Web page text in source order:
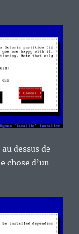
dessus de
chose d’un